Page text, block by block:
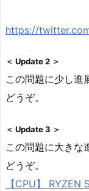
https://
＜ Update 2 ＞
この問題に少し進
どうぞ。
＜ Update 3 ＞
この問題に大きな
どうぞ。
【CPU】 RYZEN